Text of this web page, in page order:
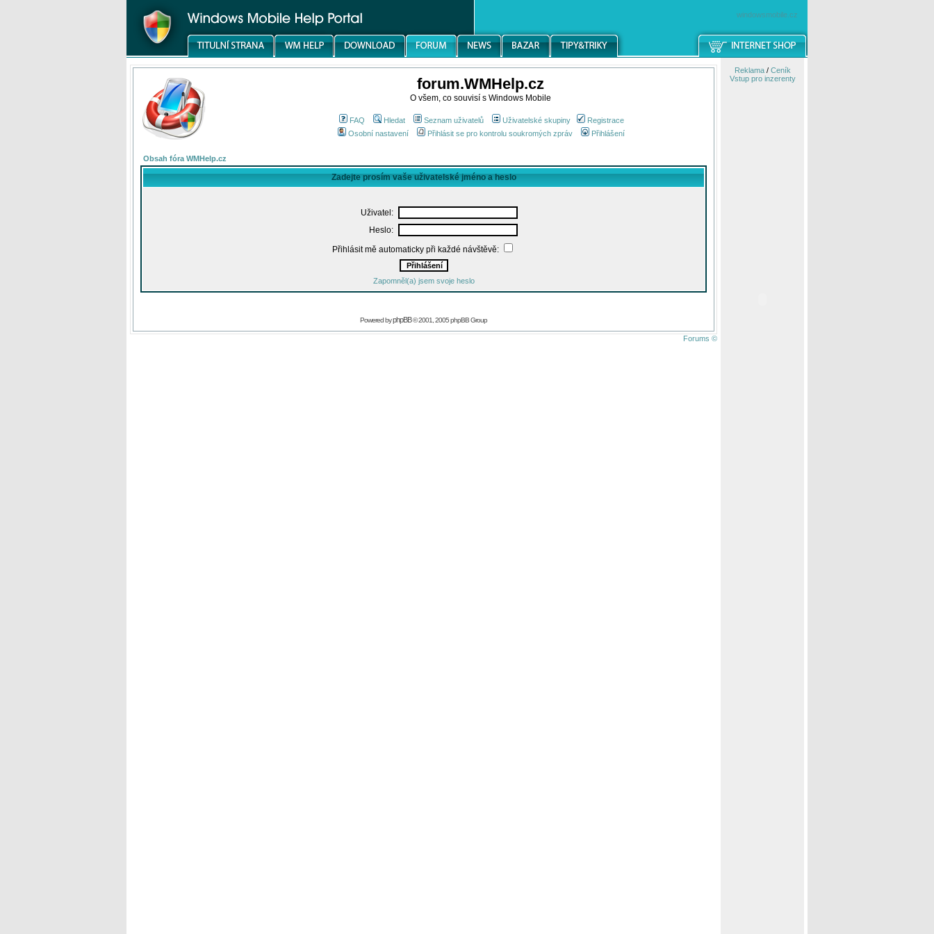
windowsmobile.cz
forum.WMHelp.cz
O všem, co souvisí s Windows Mobile
FAQ Hledat Seznam uživatelů Uživatelské skupiny
Registrace
Osobní nastavení
Přihlásit se pro kontrolu soukromých zpráv Přihlášení
Obsah fóra WMHelp.cz
Zadejte prosím vaše uživatelské jméno a heslo
Uživatel:
Heslo:
Přihlásit mě automaticky při každé návštěvě:
Zapomněl(a) jsem svoje heslo
Powered byphpBB© 2001, 2005 phpBB Group
Forums ©
Reklama/ Ceník
Vstup pro inzerenty